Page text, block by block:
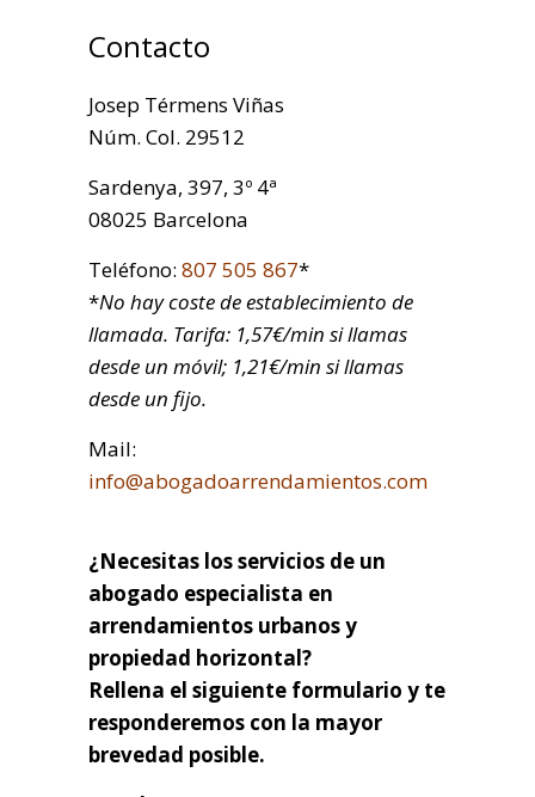
Contacto
Josep Térmens Viñas
Núm. Col. 29512
Sardenya, 397, 3º 4ª
08025 Barcelona
Teléfono: 807 505 867*
*No hay coste de establecimiento de
llamada. Tarifa: 1,57€/min si llamas
desde un móvil; 1,21€/min si llamas
desde un fijo.
Mail:
info@abogadoarrendamientos.com
¿Necesitas los servicios de un
abogado especialista en
arrendamientos urbanos y
propiedad horizontal?
Rellena el siguiente formulario y te
responderemos con la mayor
brevedad posible.